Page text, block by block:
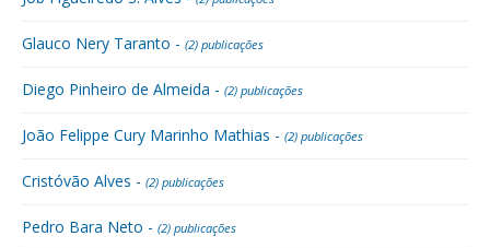
Glauco Nery Taranto - (2) publicações
Diego Pinheiro de Almeida - (2) publicações
João Felippe Cury Marinho Mathias - (2) publicações
Cristóvão Alves - (2) publicações
Pedro Bara Neto - (2) publicações